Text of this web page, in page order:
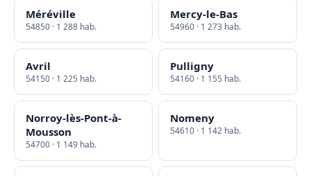
Méréville
54850 · 1 288 hab.
Mercy-le-Bas
54960 · 1 273 hab.
Avril
54150 · 1 225 hab.
Pulligny
54160 · 1 155 hab.
Norroy-lès-Pont-à-
Mousson
54700 · 1 149 hab.
Nomeny
54610 · 1 142 hab.